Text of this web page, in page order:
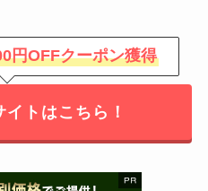
円OFFクーポン獲得
トはこちら！